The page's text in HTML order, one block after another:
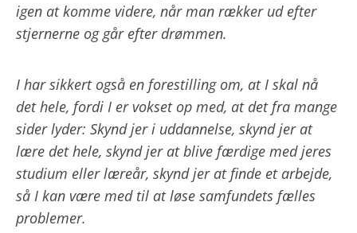
igen at komme videre, når man rækker ud efter
stjernerne og går efter drømmen.
I har sikkert også en forestilling om, at I skal nå
det hele, fordi I er vokset op med, at det fra mange
sider lyder: Skynd jer i uddannelse, skynd jer at
lære det hele, skynd jer at blive færdige med jeres
studium eller læreår, skynd jer at finde et arbejde,
så I kan være med til at løse samfundets fælles
problemer.